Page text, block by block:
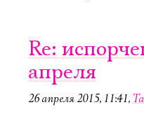
Re:
апреля
26 апреля 2015, 11:41,